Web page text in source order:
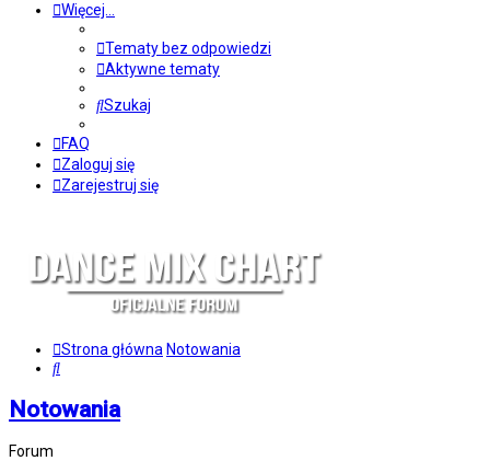
Więcej…
Tematy bez odpowiedzi
Aktywne tematy
Szukaj
FAQ
Zaloguj się
Zarejestruj się
Strona główna Notowania
Szukaj
Notowania
Forum